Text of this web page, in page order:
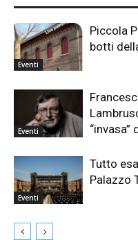
Eventi
Piccola
botti
Eventi
“invasa”
Eventi
Tutto
Palazzo